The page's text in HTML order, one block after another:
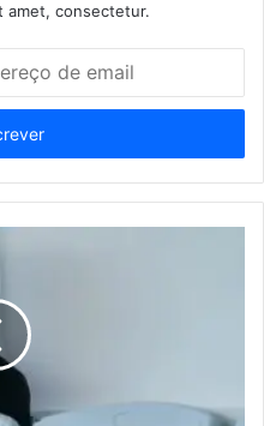
amet, consectetur.